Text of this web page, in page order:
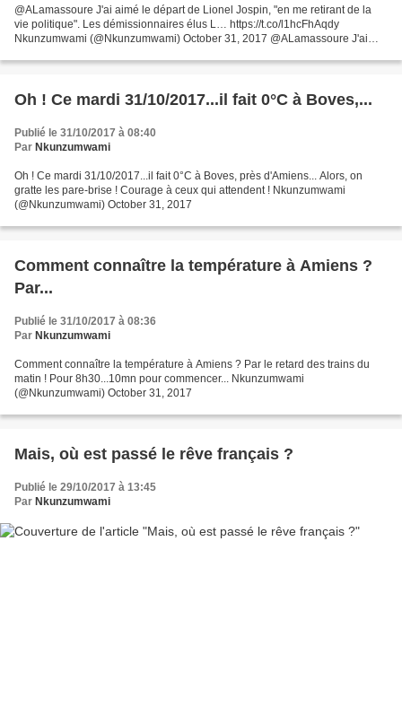
@ALamassoure J'ai aimé le départ de Lionel Jospin, "en me retirant de la
vie politique". Les démissionnaires élus L… https://t.co/l1hcFhAqdy
Nkunzumwami (@Nkunzumwami) October 31, 2017 @ALamassoure J'ai
Oh ! Ce mardi 31/10/2017...il fait 0°C à Boves,...
Publié le 31/10/2017 à 08:40
Par Nkunzumwami
Oh ! Ce mardi 31/10/2017...il fait 0°C à Boves, près d'Amiens... Alors, on
gratte les pare-brise ! Courage à ceux qui attendent ! Nkunzumwami
(@Nkunzumwami) October 31, 2017
Comment connaître la température à Amiens ?
Par...
Publié le 31/10/2017 à 08:36
Par Nkunzumwami
Comment connaître la température à Amiens ? Par le retard des trains du
matin ! Pour 8h30...10mn pour commencer... Nkunzumwami
(@Nkunzumwami) October 31, 2017
Mais, où est passé le rêve français ?
Publié le 29/10/2017 à 13:45
Par Nkunzumwami